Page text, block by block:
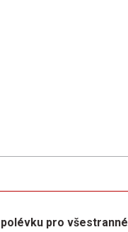
pro všestranné